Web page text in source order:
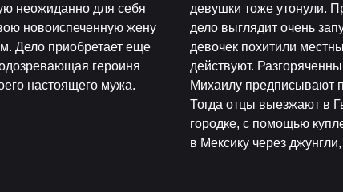
неожиданно для себя
новоиспеченную жену
Дело приобретает еще
героиня
настоящего мужа.
девушки тоже утонули.
дело выглядит очень
девочек похитили
действуют.
Михаилу предписывают
Тогда отцы выезжают в
городке, с помощью
в Мексику через